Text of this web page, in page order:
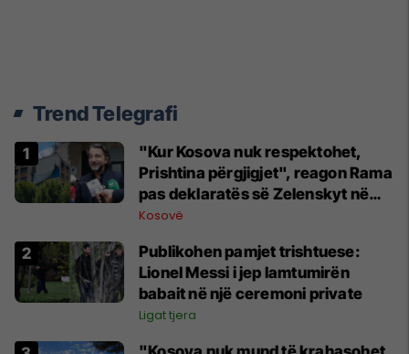
Trend Telegrafi
"Kur Kosova nuk respektohet,
Prishtina përgjigjet", reagon Rama
pas deklaratës së Zelenskyt në
Beograd
Kosovë
Publikohen pamjet trishtuese:
Lionel Messi i jep lamtumirën
babait në një ceremoni private
Ligat tjera